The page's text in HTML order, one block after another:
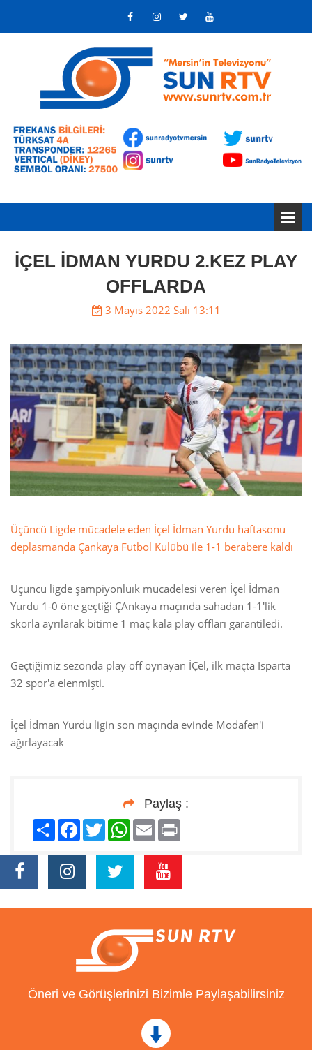
İÇEL İDMAN YURDU 2.KEZ PLAY
OFFLARDA
3 Mayıs 2022 Salı 13:11
Üçüncü Ligde mücadele eden İçel İdman Yurdu haftasonu
deplasmanda Çankaya Futbol Kulübü ile 1-1 berabere kaldı
Üçüncü ligde şampiyonluık mücadelesi veren İçel İdman
Yurdu 1-0 öne geçtiği ÇAnkaya maçında sahadan 1-1'lik
skorla ayrılarak bitime 1 maç kala play offları garantiledi.
Geçtiğimiz sezonda play off oynayan İÇel, ilk maçta Isparta
32 spor'a elenmişti.
İçel İdman Yurdu ligin son maçında evinde Modafen'i
ağırlayacak
Paylaş :
PaylaşFacebook
TwitterWhatsApp
Email
Öneri ve Görüşlerinizi Bizimle Paylaşabilirsiniz